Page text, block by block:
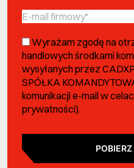
Wyrażam zgodę na
handlowych środkami
wysyłanych przez
SPÓŁKA
komunikacji e-mail w
prywatności).